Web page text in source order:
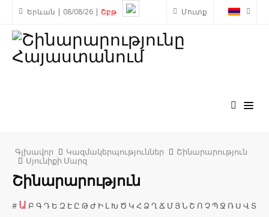
Մուտք
Երևան | 08/08/26 | Շբթ
Գլխավոր Կազմակերպություններ
Շինարարություն
Սյունիքի Մարզ
Շինարարություն
# Ա Բ ԳԴ Ե Զ Է Ը ԹԺ Ի Լ Խ Ծ Կ Հ Ձ ՂՃ Մ ՅՆ Շ Ո ՉՊ Ջ Ռ Ս Վ Տ